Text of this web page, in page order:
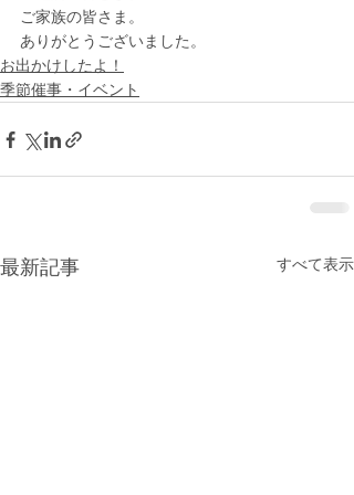
ご家族の皆さま。
ありがとうございました。
お出かけしたよ！
季節催事・イベント
最新記事 すべて表示